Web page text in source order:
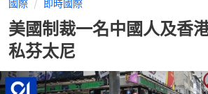
國際 即時國際
美國制裁一名中國人及香
私芬太尼